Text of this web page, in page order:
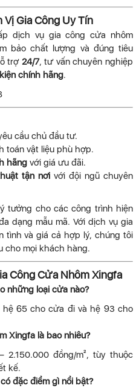
Gia Công Uy Tín
dịch vụ gia công cửa nhôm
bảo chất lượng và đúng tiêu
trợ 24/7, tư vấn chuyên nghiệp
chính hãng.
cầu chủ đầu tư.
toán vật liệu phù hợp.
hãng với giá ưu đãi.
tận nơivới đội ngũ chuyên
tưởng cho các công trình hiện
dạng mẫu mã. Với dịch vụ gia
tình và giá cả hợp lý, chúng tôi
cho mọi khách hàng.
Công Cửa Nhôm Xingfa
những loại cửa nào?
hệ 65 cho cửa đi và hệ 93 cho
Xingfa là bao nhiêu?
2.150.000 đồng/m², tùy thuộc
kế.
đặc điểm gì nổi bật?